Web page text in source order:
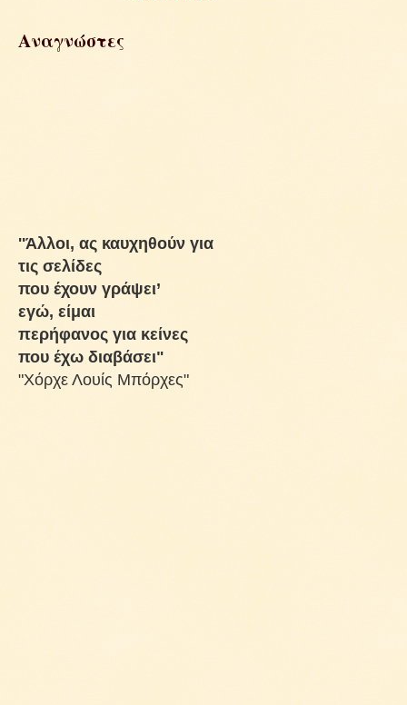
Αναγνώστες
''Άλλοι, ας καυχηθούν για
τις σελίδες
που έχουν γράψει’
εγώ, είμαι
περήφανος για κείνες
που έχω διαβάσει"
"Χόρχε Λουίς Μπόρχες"